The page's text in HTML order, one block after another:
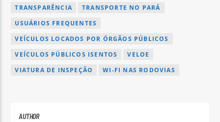
TRANSPARÊNCIA
TRANSPORTE NO PARÁ
USUÁRIOS FREQUENTES
VEÍCULOS LOCADOS POR ÓRGÃOS PÚBLICOS
VEÍCULOS PÚBLICOS ISENTOS
VELOE
VIATURA DE INSPEÇÃO
WI-FI NAS RODOVIAS
AUTHOR